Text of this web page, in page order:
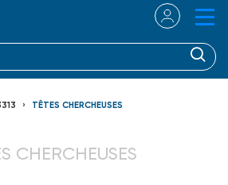
TÊTES CHERCHEUSES
CHERCHEUSES